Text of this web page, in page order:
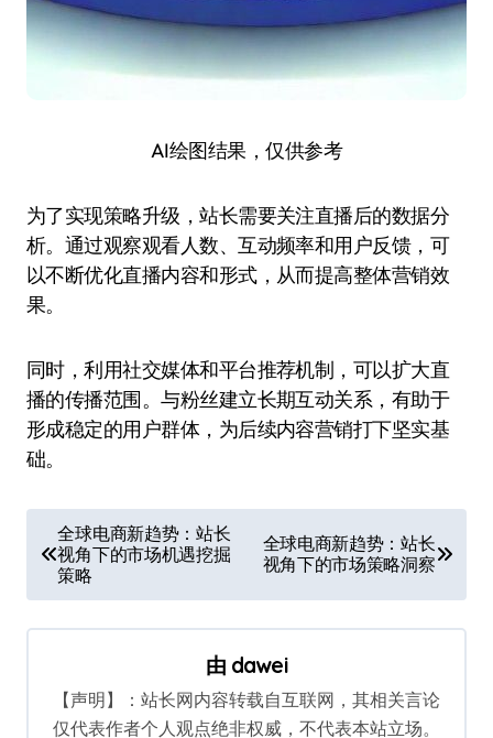
AI绘图结果，仅供参考
为了实现策略升级，站长需要关注直播后的数据分
析。通过观察观看人数、互动频率和用户反馈，可
以不断优化直播内容和形式，从而提高整体营销效
果。
同时，利用社交媒体和平台推荐机制，可以扩大直
播的传播范围。与粉丝建立长期互动关系，有助于
形成稳定的用户群体，为后续内容营销打下坚实基
础。
章
导
航
全球电商新趋势：站长
视角下的市场机遇挖掘
策略
全球电商新趋势：站长
视角下的市场策略洞察
由 dawei
【声明】：站长网内容转载自互联网，其相关言论
仅代表作者个人观点绝非权威，不代表本站立场。